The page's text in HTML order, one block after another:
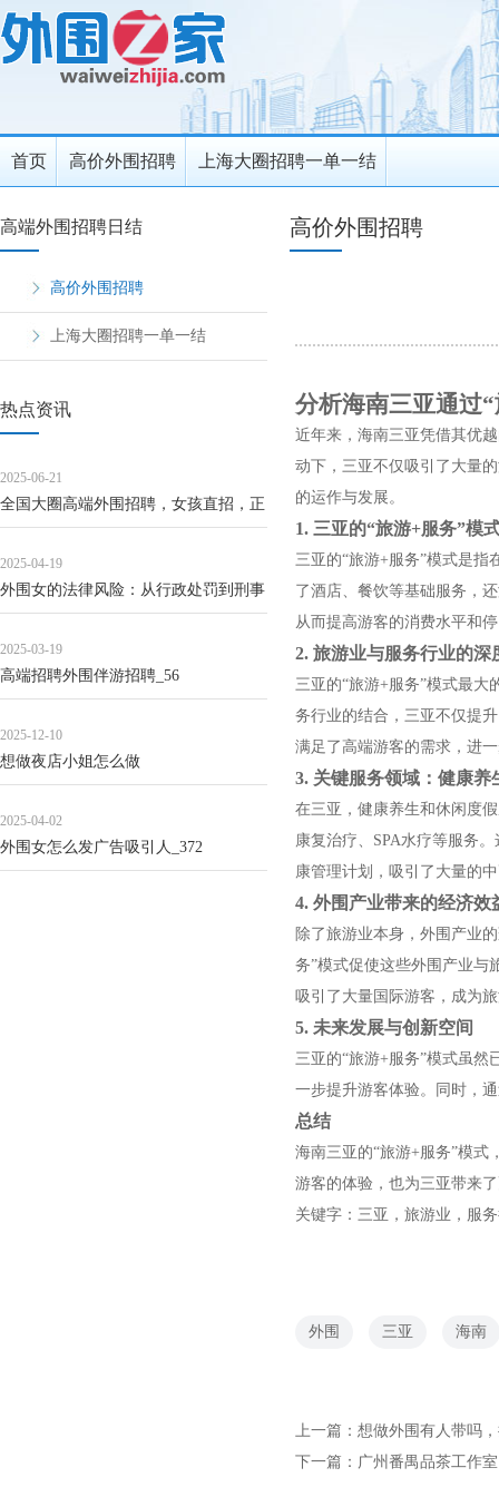
首页 高价外围招聘 上海大圈招聘一单一结
高端外围招聘日结
高价外围招聘
上海大圈招聘一单一结
热点资讯
2025-06-21
全国大圈高端外围招聘，女孩直招，正
2025-04-19
外围女的法律风险：从行政处罚到刑事
2025-03-19
高端招聘外围伴游招聘_56
2025-12-10
想做夜店小姐怎么做
2025-04-02
外围女怎么发广告吸引人_372
高价外围招聘
分析海南三亚通过
近年来，海南三亚凭借其优
动下，三亚不仅吸引了大量
的运作与发展。
1. 三亚的“旅游+服务”模
三亚的“旅游+服务”模式是
了酒店、餐饮等基础服务，
从而提高游客的消费水平和
2. 旅游业与服务行业的深
三亚的“旅游+服务”模式最
务行业的结合，三亚不仅提
满足了高端游客的需求，进
3. 关键服务领域：健康养
在三亚，健康养生和休闲度
康复治疗、SPA水疗等服务
康管理计划，吸引了大量的
4. 外围产业带来的经济效
除了旅游业本身，外围产业
务”模式促使这些外围产业与
吸引了大量国际游客，成为
5. 未来发展与创新空间
三亚的“旅游+服务”模式虽
一步提升游客体验。同时，
总结
海南三亚的“旅游+服务”模
游客的体验，也为三亚带来
关键字：三亚，旅游业，服
外围 三亚 海南
上一篇： 想做外围有人带吗
下一篇： 广州番禺品茶工作